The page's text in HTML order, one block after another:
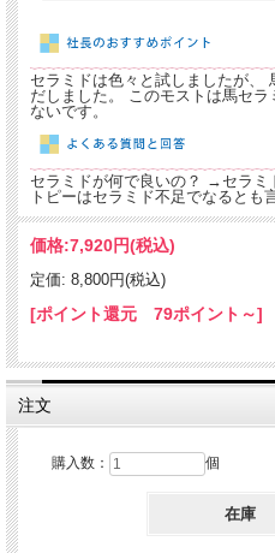
セラミドは色々と試しましたが、
だしました。 このモストは馬セ
ないです。
セラミドが何で良いの？ →セラミ
トピーはセラミド不足でなるとも
価格:7,920円(税込)
定価: 8,800円(税込)
[ポイント還元 79ポイント～]
注文
購入数： 個
在庫